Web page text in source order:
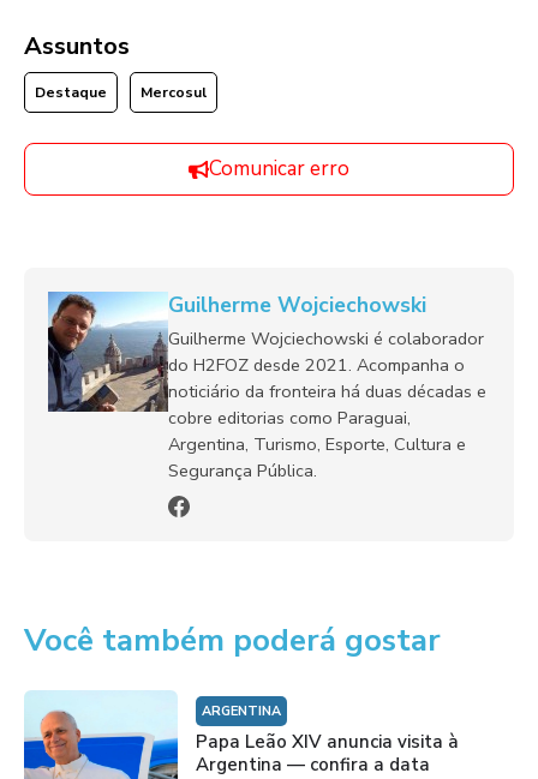
Assuntos
Destaque Mercosul
Comunicar erro
Guilherme Wojciechowski
Guilherme Wojciechowski é colaborador
do H2FOZ desde 2021. Acompanha o
noticiário da fronteira há duas décadas e
cobre editorias como Paraguai,
Argentina, Turismo, Esporte, Cultura e
Segurança Pública.
Você também poderá gostar
ARGENTINA
Papa Leão XIV anuncia visita à
Argentina — confira a data